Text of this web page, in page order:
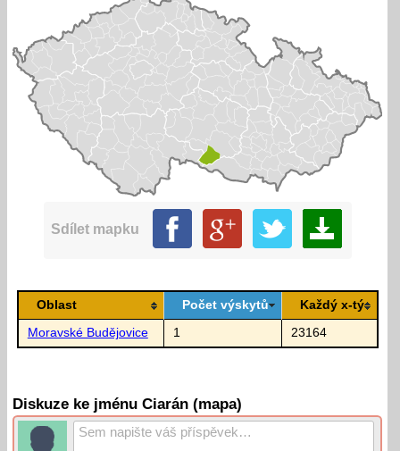
Sdílet mapku
Oblast Počet výskytů Každý x-tý
Moravské Budějovice 1 23164
Diskuze ke jménu Ciarán (mapa)